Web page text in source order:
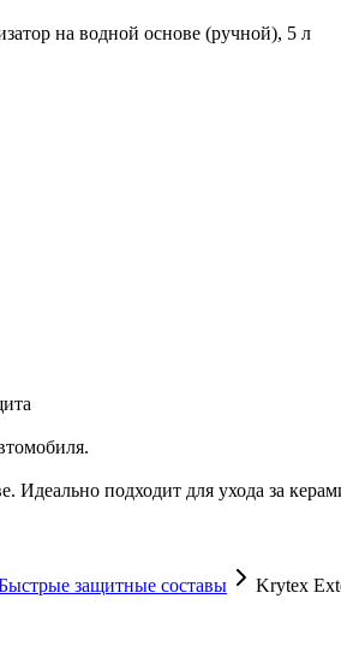
на водной основе (ручной), 5 л
Идеально подходит для ухода за
защитные составы
Krytex